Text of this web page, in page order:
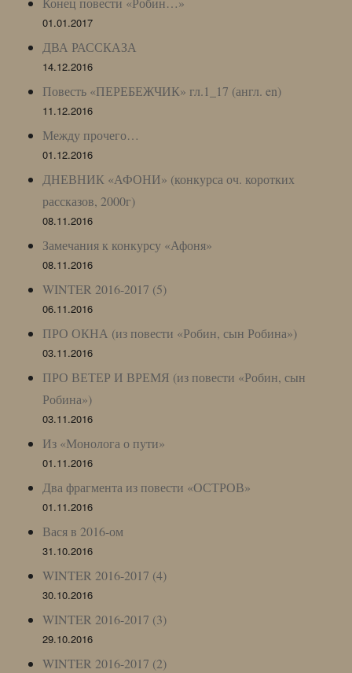
01.01.2017
ДВА РАССКАЗА
14.12.2016
Повесть «ПЕРЕБЕЖЧИК» гл.1_17 (англ. en)
11.12.2016
Между прочего…
01.12.2016
ДНЕВНИК «АФОНИ» (конкурса оч. коротких
рассказов, 2000г)
08.11.2016
Замечания к конкурсу «Афоня»
08.11.2016
WINTER 2016-2017 (5)
06.11.2016
ПРО ОКНА (из повести «Робин, сын Робина»)
03.11.2016
ПРО ВЕТЕР И ВРЕМЯ (из повести «Робин, сын
Робина»)
03.11.2016
Из «Монолога о пути»
01.11.2016
Два фрагмента из повести «ОСТРОВ»
01.11.2016
Вася в 2016-ом
31.10.2016
WINTER 2016-2017 (4)
30.10.2016
WINTER 2016-2017 (3)
29.10.2016
WINTER 2016-2017 (2)